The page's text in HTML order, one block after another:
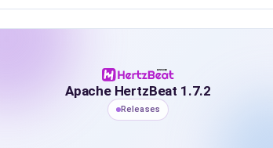
Apache HertzBeat 1.7.2
Releases